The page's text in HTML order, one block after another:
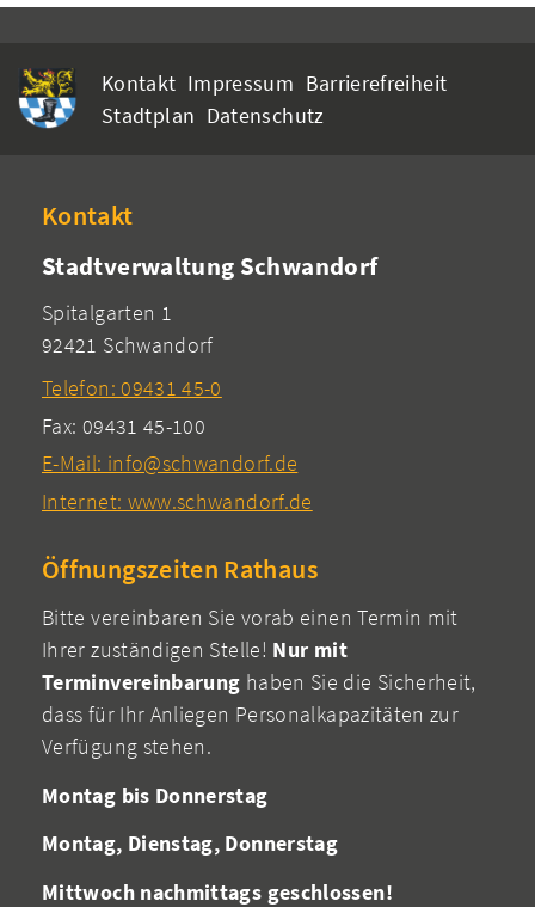
Kontakt Impressum Barrierefreiheit
Stadtplan Datenschutz
Kontakt
Stadtverwaltung Schwandorf
Spitalgarten 1
92421 Schwandorf
Telefon: 09431 45-0
Fax: 09431 45-100
E-Mail: info@schwandorf.de
Internet: www.schwandorf.de
Öffnungszeiten Rathaus
Bitte vereinbaren Sie vorab einen Termin mit
Ihrer zuständigen Stelle! Nur mit
Terminvereinbarung haben Sie die Sicherheit,
dass für Ihr Anliegen Personalkapazitäten zur
Verfügung stehen.
Montag bis Donnerstag
Montag, Dienstag, Donnerstag
Mittwoch nachmittags geschlossen!